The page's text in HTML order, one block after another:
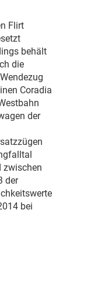
Flirt
behält
die
Coradia
der
zwischen
der
bei